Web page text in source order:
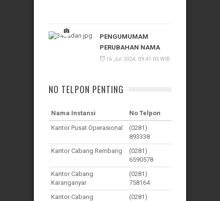
PENGUMUMAM
PERUBAHAN NAMA
16 Jul 2024, 09:41:05 WIB
NO TELPON PENTING
Nama Instansi
No Telpon
Kantor Pusat Operasional
(0281)
893338
Kantor Cabang Rembang
(0281)
6590578
Kantor Cabang
Karanganyar
(0281)
758164
Kantor Cabang
(0281)